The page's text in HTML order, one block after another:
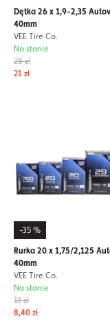
Dętka 26 x 1,9-2,35
40mm
VEE Tire Co.
28 zł
21 zł
Na stanie
-35 %
Rurka 20 x 1,75/2,125
40mm
VEE Tire Co.
13 zł
8,40 zł
Na stanie